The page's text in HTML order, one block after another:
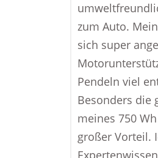
zum Auto.
sich super
Pendeln viel
Besonders die
meines 750
großer Vorteil.